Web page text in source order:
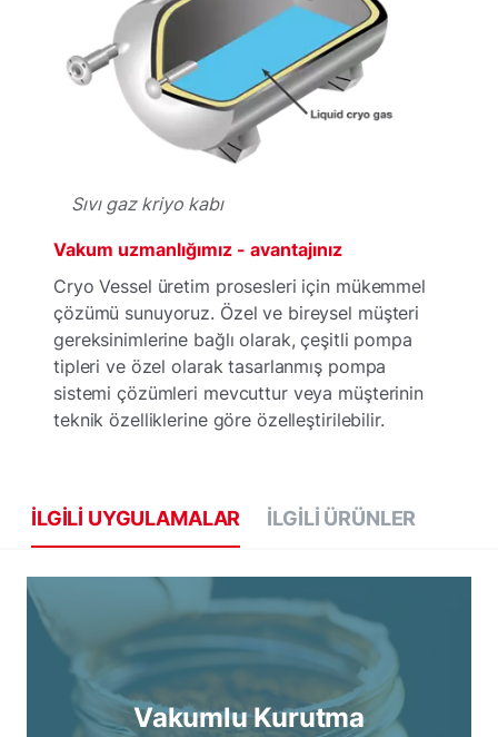
Sıvı gaz kriyo kabı
Vakum uzmanlığımız - avantajınız
Cryo Vessel üretim prosesleri için mükemmel
çözümü sunuyoruz. Özel ve bireysel müşteri
gereksinimlerine bağlı olarak, çeşitli pompa
tipleri ve özel olarak tasarlanmış pompa
sistemi çözümleri mevcuttur veya müşterinin
teknik özelliklerine göre özelleştirilebilir.
İLGILI UYGULAMALAR İLGILI ÜRÜNLER
Vakumlu Kurutma